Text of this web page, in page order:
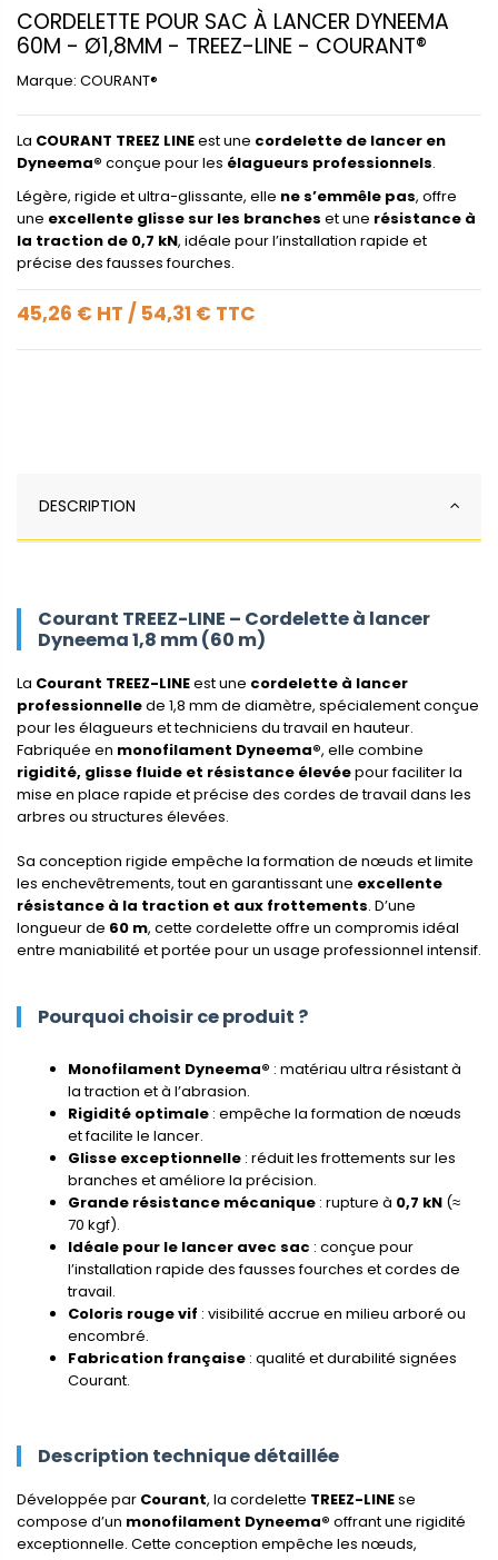
CORDELETTE POUR SAC À LANCER DYNEEMA
60M - Ø1,8MM - TREEZ-LINE - COURANT®
Marque: COURANT®
La COURANT TREEZ LINEest une cordelette de lancer en
Dyneema® conçue pour les élagueurs professionnels.
Légère, rigide et ultra-glissante, elle ne s’emmêle pas, offre
une excellente glisse sur les branches et une résistance à
la traction de 0,7 kN, idéale pour l’installation rapide et
précise des fausses fourches.
45,26 € HT / 54,31 € TTC
DESCRIPTION
Courant TREEZ-LINE – Cordelette à lancer
Dyneema 1,8 mm (60 m)
La Courant TREEZ-LINEest une cordelette à lancer
professionnellede 1,8 mm de diamètre, spécialement conçue
pour les élagueurs et techniciens du travail en hauteur.
Fabriquée en monofilament Dyneema®, elle combine
rigidité, glisse fluide et résistance élevéepour faciliter la
mise en place rapide et précise des cordes de travail dans les
arbres ou structures élevées.
Sa conception rigide empêche la formation de nœuds et limite
les enchevêtrements, tout en garantissant une excellente
résistance à la traction et aux frottements. D’une
longueur de 60 m, cette cordelette offre un compromis idéal
entre maniabilité et portée pour un usage professionnel intensif.
Pourquoi choisir ce produit ?
Monofilament Dyneema® : matériau ultra résistant à
la traction et à l’abrasion.
Rigidité optimale : empêche la formation de nœuds
et facilite le lancer.
Glisse exceptionnelle : réduit les frottements sur les
branches et améliore la précision.
Grande résistance mécanique : rupture à 0,7 kN (≈
70 kgf).
Idéale pour le lancer avec sac : conçue pour
l’installation rapide des fausses fourches et cordes de
travail.
Coloris rouge vif : visibilité accrue en milieu arboré ou
encombré.
Fabrication française : qualité et durabilité signées
Courant.
Description technique détaillée
Développée par Courant, la cordelette TREEZ-LINEse
compose d’un monofilament Dyneema® offrant une rigidité
exceptionnelle. Cette conception empêche les nœuds,